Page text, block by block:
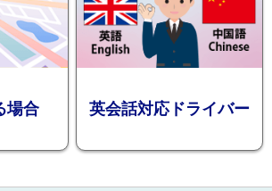
社紹介
場合 英会話対応ドライバー